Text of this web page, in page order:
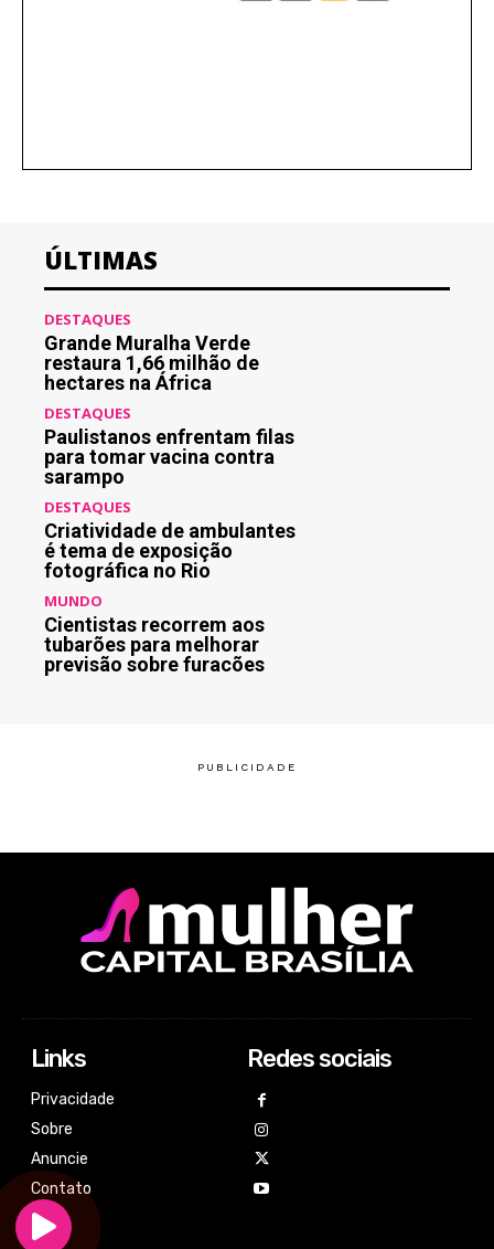
ÚLTIMAS
DESTAQUES
Grande Muralha Verde
restaura 1,66 milhão de
hectares na África
DESTAQUES
Paulistanos enfrentam filas
para tomar vacina contra
sarampo
DESTAQUES
Criatividade de ambulantes
é tema de exposição
fotográfica no Rio
MUNDO
Cientistas recorrem aos
tubarões para melhorar
previsão sobre furacões
Links
Privacidade
Sobre
Anuncie
Contato
Redes sociais